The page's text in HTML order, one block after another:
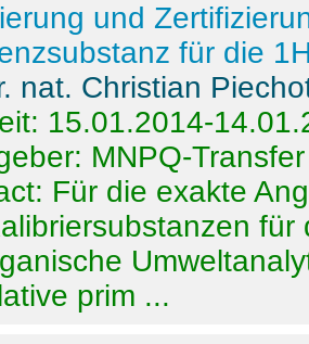
und
für die
nat. Christian
15.01.2014-
MNPQ-Transfer
Für die exakte
prim ...